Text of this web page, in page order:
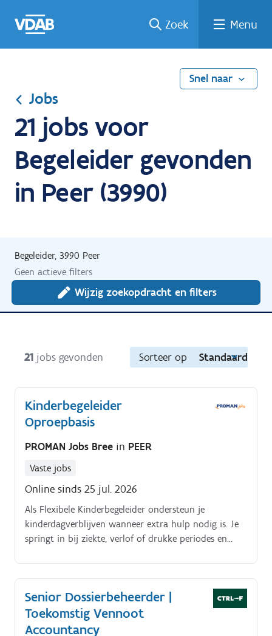
naar
een
een
job
naar
Zoek Menu
Snel naar
Jobs
21 jobs voor
Begeleider gevonden
in Peer (3990)
Begeleider, 3990 Peer
Geen actieve filters
Wijzig zoekopdracht en filters
21 jobs gevonden Sorteer op Standaard
Kinderbegeleider
Oproepbasis
PROMAN Jobs Bree in PEER
Vaste jobs
Online sinds 25 jul. 2026
Als Flexibele Kinderbegeleider ondersteun je
kinderdagverblijven wanneer extra hulp nodig is. Je
springt in bij ziekte, verlof of drukke periodes en
te bieden Je taken:. Verzorgen en begeleiden van jonge
kinderen Organiseren en begeleiden van spel- en
leeractiviteiten De ontwikkeling van kinderen
stimuleren Zorgen voor een veilige, warme en
gestructureerde omgeving Samenwerken met collega's
Senior Dossierbeheerder |
Toekomstig Vennoot
Accountancy